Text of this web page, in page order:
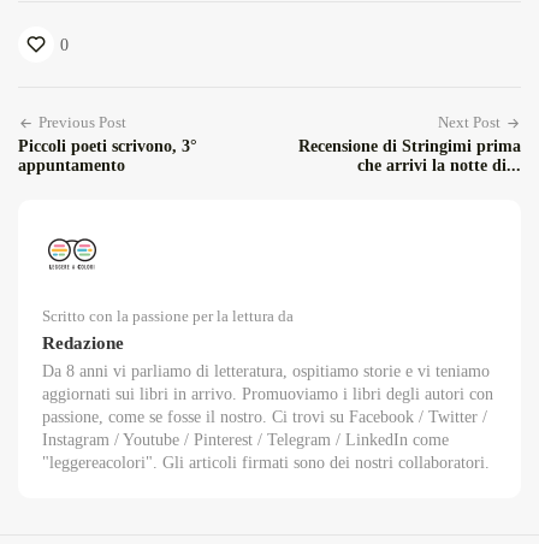
0
Previous Post
Piccoli poeti scrivono, 3°
appuntamento
Next Post
Recensione di Stringimi prima
che arrivi la notte di...
Scritto con la passione per la lettura da
Redazione
Da 8 anni vi parliamo di letteratura, ospitiamo storie e vi teniamo
aggiornati sui libri in arrivo. Promuoviamo i libri degli autori con
passione, come se fosse il nostro. Ci trovi su Facebook / Twitter /
Instagram / Youtube / Pinterest / Telegram / LinkedIn come
"leggereacolori". Gli articoli firmati sono dei nostri collaboratori.